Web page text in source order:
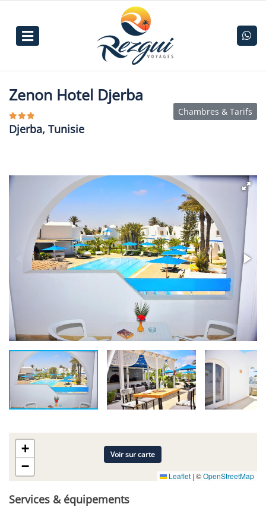
Zenon Hotel Djerba
Djerba, Tunisie
Chambres & Tarifs
+
−
Leaflet | ©OpenStreetMap
Voir sur carte
Services & équipements